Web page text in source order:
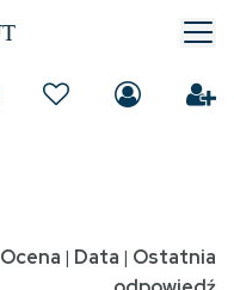
Ocena | Data | Ostatnia